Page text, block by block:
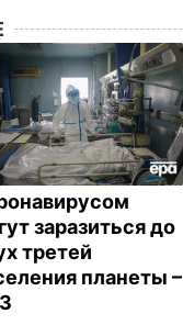
заразиться до
третей
планеты –